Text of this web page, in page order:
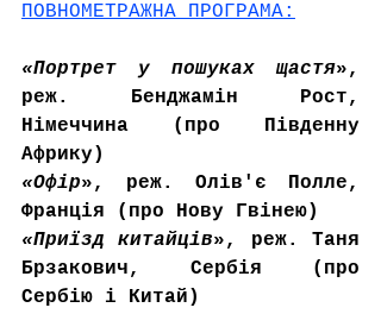
ПОВНОМЕТРАЖНА ПРОГРАМА:
«Портрет у пошуках щастя»,
реж. Бенджамін Рост,
Німеччина (про Південну
Африку)
«Офір», реж. Олів'є Полле,
Франція (про Нову Гвінею)
«Приїзд китайців», реж. Таня
Брзакович, Сербія (про
Сербію і Китай)